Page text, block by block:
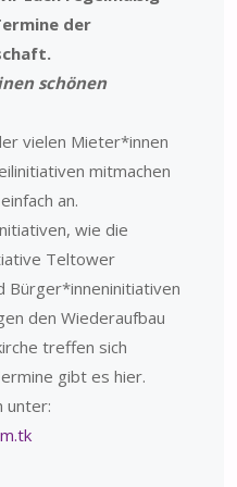
der
schönen
vielen Mieter*innen
mitmachen
an.
wie die
Teltower
Bürger*inneninitiativen
den Wiederaufbau
treffen sich
gibt es hier.
unter: